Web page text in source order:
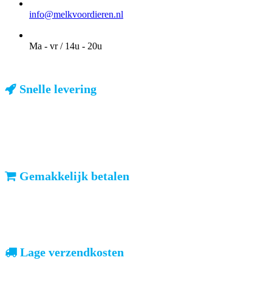
info@melkvoordieren.nl
Ma - vr / 14u - 20u
Snelle levering
Gemakkelijk betalen
Lage verzendkosten